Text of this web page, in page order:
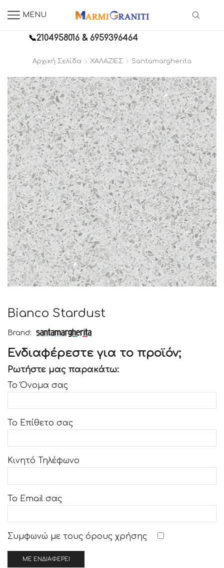
MENU
📞2104958016 &6959396464
Αρχική Σελίδα ΧΑΛΑΖΙΕΣ Santamargherita
Bianco Stardust
Brand:
Ενδιαφέρεστε για το προϊόν;
Ρωτήστε μας παρακάτω:
Το Όνομα σας
Το Επίθετο σας
Κινητό Τηλέφωνο
Το Email σας
Συμφωνώ με τους όρους χρήσης